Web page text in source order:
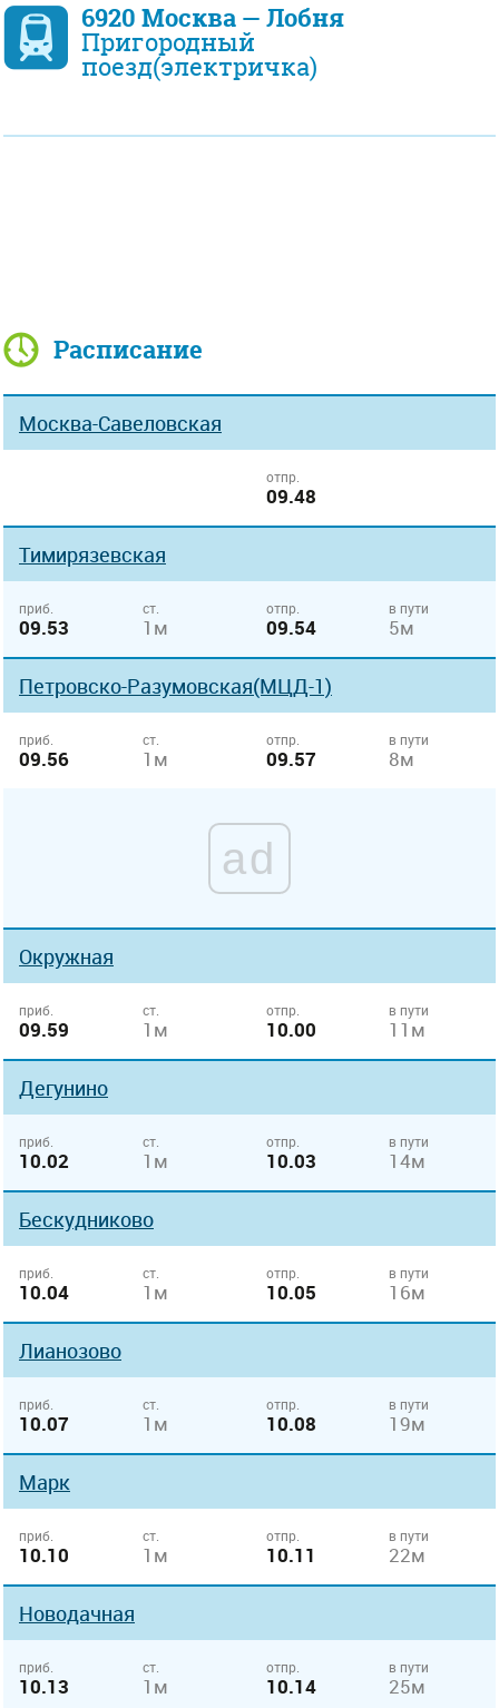
6920 Москва — Лобня
Пригородный
поезд(электричка)
Расписание
Москва-Савеловская
отпр.
09.48
Тимирязевская
приб.
09.53
ст.
1м
отпр.
09.54
в пути
5м
Петровско-Разумовская(МЦД-1)
приб.
09.56
ст.
1м
отпр.
09.57
в пути
8м
ad
Окружная
приб.
09.59
ст.
1м
отпр.
10.00
в пути
11м
Дегунино
приб.
10.02
ст.
1м
отпр.
10.03
в пути
14м
Бескудниково
приб.
10.04
ст.
1м
отпр.
10.05
в пути
16м
Лианозово
приб.
10.07
ст.
1м
отпр.
10.08
в пути
19м
Марк
приб.
10.10
ст.
1м
отпр.
10.11
в пути
22м
Новодачная
приб.
10.13
ст.
1м
отпр.
10.14
в пути
25м